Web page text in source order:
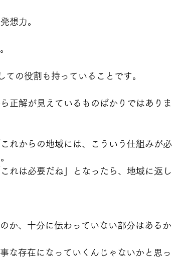
想力。
ての役割も持っていることです。
正解が見えているものばかりではありま
れからの地域には、こういう仕組みが必
れは必要だね」となったら、地域に返し
か、十分に伝わっていない部分はあるか
な存在になっていくんじゃないかと思っ